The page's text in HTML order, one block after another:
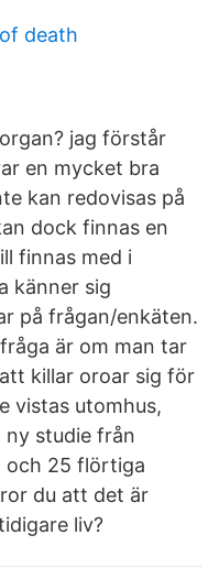
death
jag förstår
en mycket bra
kan redovisas på
dock finnas en
finnas med i
känner sig
på frågan/enkäten.
är om man tar
killar oroar sig för
vistas utomhus,
ny studie från
och 25 flörtiga
du att det är
liv?